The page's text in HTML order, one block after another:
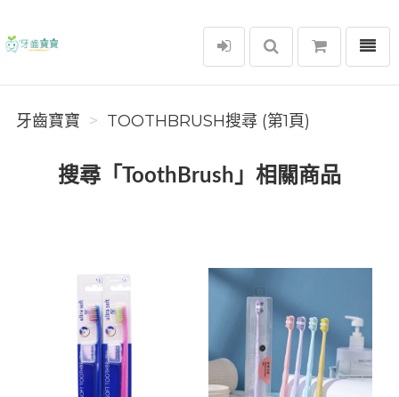
牙齒寶寶
選單
牙齒寶寶 TOOTHBRUSH搜尋 (第1頁)
搜尋「ToothBrush」相關商品